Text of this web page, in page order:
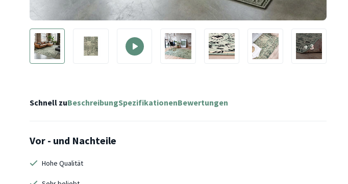
+ 3
Schnell zuBeschreibungSpezifikationenBewertungen
Vor - und Nachteile
Hohe Qualität